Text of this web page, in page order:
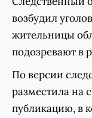
возбудил
жительницы
подозревают в
По версии
разместила на
публикацию, в